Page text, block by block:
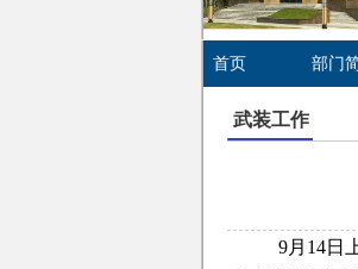
首页 部门
武装工作
9月14日